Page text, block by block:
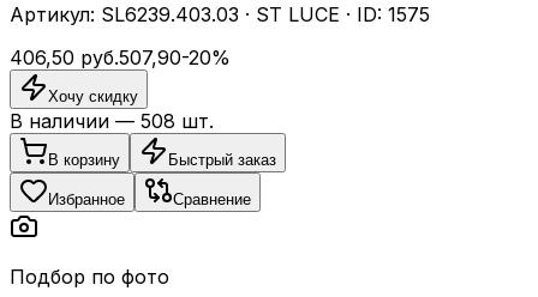
Артикул: SL6239.403.03 · ST LUCE · ID: 1575
406,50 руб.507,90-20%
Хочу скидку
В наличии — 508 шт.
В корзину Быстрый заказ
Избранное Сравнение
Подбор по фото